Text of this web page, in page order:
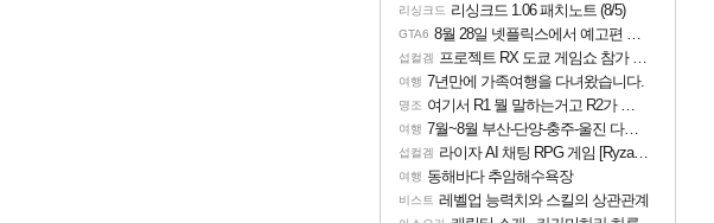
리싱크드 리싱크드 1.06 패치노트 (8/5)
GTA6 8월 28일 넷플릭스에서 예고편 공개 예정
섭컬겜 프로젝트 RX 도쿄 게임쇼 참가 결정
여행 7년만에 가족여행을 다녀왔습니다.
명조 여기서 R1 뭘 말하는거고 R2가 뭘말하는걸까요?
여행 7월~8월 부산-단양-충주-울진 다녀왔어요~
섭컬겜 라이자 AI 채팅 RPG 게임 [RyzaChat: AI] 공개
여행 동해바다 추암해수욕장
비스트 레벨업 능력치와 스킬의 상관관계